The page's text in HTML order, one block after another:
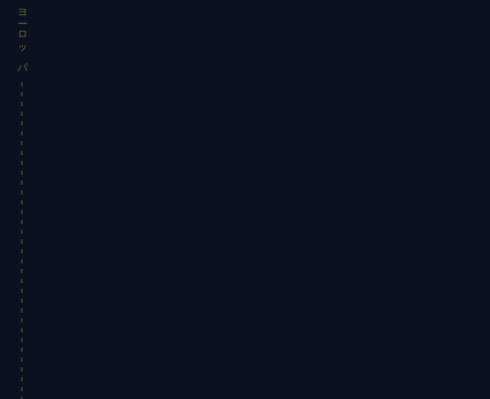
ヨーロッパ